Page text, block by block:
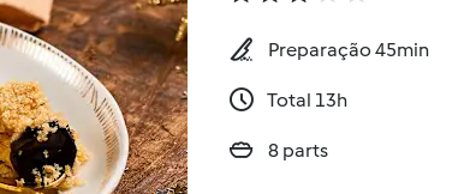
Preparação 45min
Total 13h
8 parts